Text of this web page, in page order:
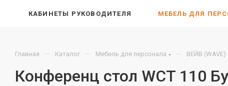
КАБИНЕТЫ РУКОВОДИТЕЛЯ МЕБЕЛЬ ДЛЯ
Главная — Каталог — Мебель для персонала — ВЕЙВ (WAVE)
Конференц стол WCT 110